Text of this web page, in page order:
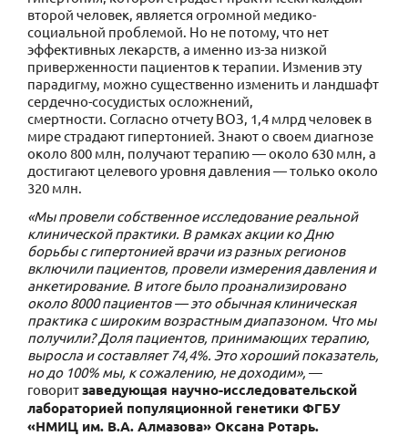
второй человек, является огромной медико-
социальной проблемой. Но не потому, что нет
эффективных лекарств, а именно из-за низкой
приверженности пациентов к терапии. Изменив эту
парадигму, можно существенно изменить и ландшафт
сердечно-сосудистых осложнений,
смертности. Согласно отчету ВОЗ, 1,4 млрд человек в
мире страдают гипертонией. Знают о своем диагнозе
около 800 млн, получают терапию — около 630 млн, а
достигают целевого уровня давления — только около
320 млн.
«Мы провели собственное исследование реальной
клинической практики. В рамках акции ко Дню
борьбы с гипертонией врачи из разных регионов
включили пациентов, провели измерения давления и
анкетирование. В итоге было проанализировано
около 8000 пациентов — это обычная клиническая
практика с широким возрастным диапазоном. Что мы
получили? Доля пациентов, принимающих терапию,
выросла и составляет 74,4%. Это хороший показатель,
но до 100% мы, к сожалению, не доходим», —
говоритзаведующая научно-исследовательской
лабораторией популяционной генетики ФГБУ
«НМИЦ им. В.А. Алмазова» Оксана Ротарь.